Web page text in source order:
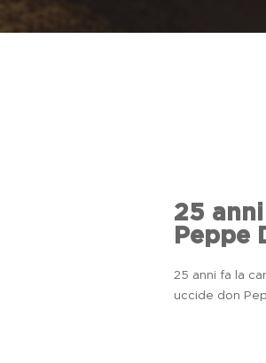
25
Peppe
25 anni fa la
uccide don